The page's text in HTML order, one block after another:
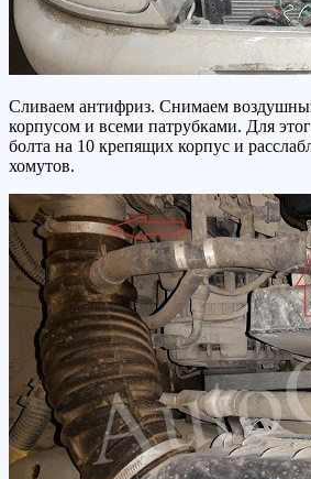
Сливаем антифриз. Снимаем
корпусом и всеми патрубками. Для
болта на 10 крепящих корпус и
хомутов.